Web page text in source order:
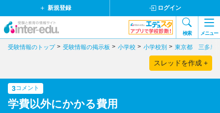
新規登録 ログイン
検索 メニュー
受験情報のトップ 受験情報の掲示板 小学校 小学校別 東京都 三多摩
スレッドを作成 +
3コメント
学費以外にかかる費用